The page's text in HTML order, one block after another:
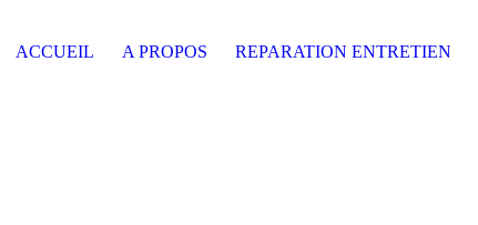
ACCUEIL A PROPOS REPARATION ENTRETIEN